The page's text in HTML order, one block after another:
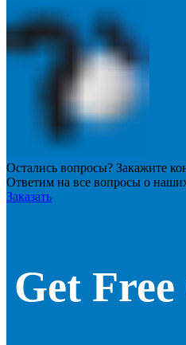
Остались вопросы? Закажите
Ответим на все вопросы о
Заказать
Get